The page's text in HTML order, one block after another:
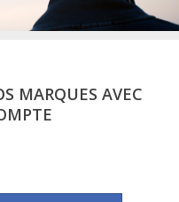
MARQUES AVEC